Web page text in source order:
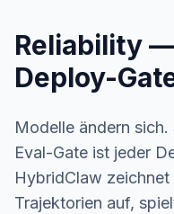
Reliability
Deploy-
Modelle ändern
Eval-Gate ist jeder
HybridClaw
Trajektorien auf,